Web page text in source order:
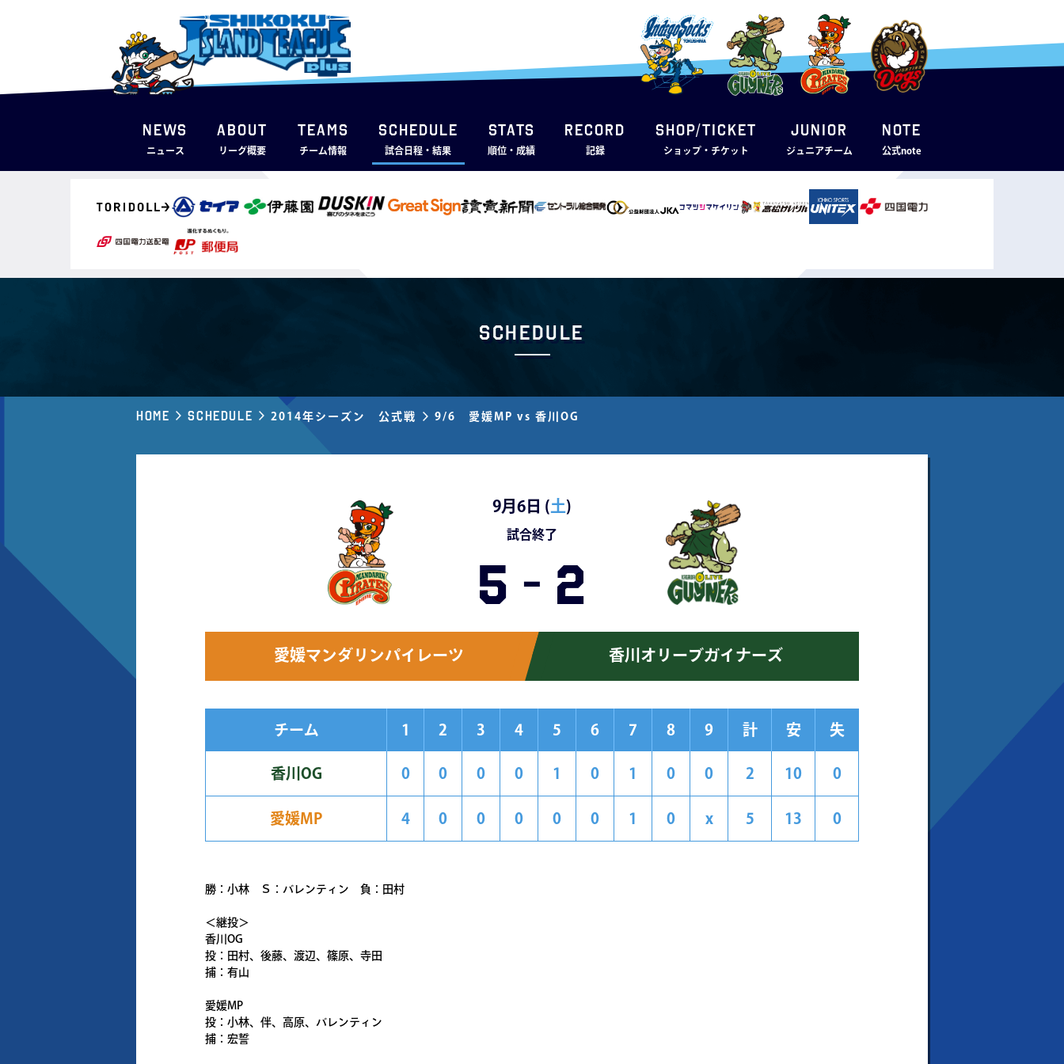
NEWS
ニュース
ABOUT
リーグ概要
TEAMS
チーム情報
SCHEDULE
試合日程・結果
STATS
順位・成績
RECORD
記録
SHOP/TICKET
ショップ・チケット
JUNIOR
ジュニアチーム
note
公式note
Schedule
Home Schedule 2014年シーズン 公式戦 9/6 愛媛MP vs 香川OG
9月6日 (土)
試合終了
5 - 2
愛媛マンダリンパイレーツ 香川オリーブガイナーズ
チーム 1 2 3 4 5 6 7 8 9 計 安 失
香川OG 0 0 0 0 1 0 1 0 0 2 10 0
愛媛MP 4 0 0 0 0 0 1 0 x 5 13 0
勝：小林 Ｓ：バレンティン 負：田村
＜継投＞
香川OG
投：田村、後藤、渡辺、篠原、寺田
捕：有山
愛媛MP
投：小林、伴、高原、バレンティン
捕：宏誓